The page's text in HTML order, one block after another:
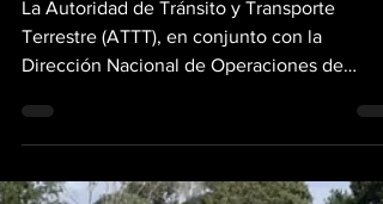
detecta a morosos
La Autoridad de Tránsito y Transporte
Terrestre (ATTT), en conjunto con la
Empresa Nacional de Autopistas (ENA),